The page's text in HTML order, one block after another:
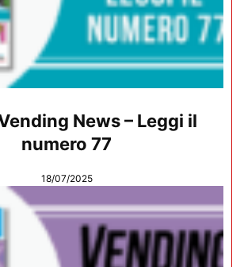
News – Leggi il
numero 77
18/07/2025